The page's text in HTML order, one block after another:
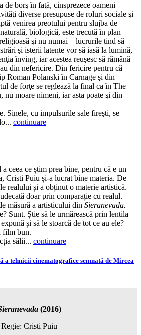
de borş în faţă, cinsprezece oameni
diverse presupuse de roluri sociale şi
venirea preotului pentru slujba de
biologică, este trecută în plan
şi nu numai – lucrurile tind să
şi isterii latente vor să iasă la lumină,
înving, iar acestea reuşesc să rămână
din nefericire. Din fericire pentru că
Roman Polanski în Carnage şi din
de forţe se reglează la final ca în The
nu moare nimeni, iar asta poate şi din
Sinele, cu impulsurile sale fireşti, se
continuare
ceea ce știm prea bine, pentru că e un
Cristi Puiu și-a lucrat bine materia. De
realului și a obținut o materie artistică.
doar prin comparație cu realul.
măsură a artisticului din Sieranevada.
Sunt. Știe să le urmărească prin lentila
și să le stoarcă de tot ce au ele?
film bun.
sălii... continuare
a tehnicii cinematografice semnată de Mircea
(2016)
Regie: Cristi Puiu